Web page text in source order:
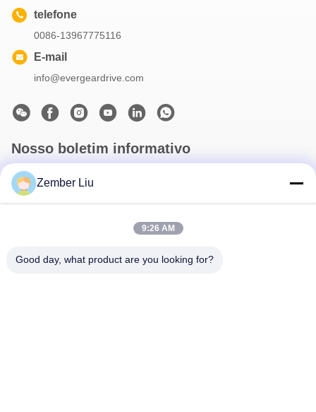
telefone
0086-13967775116
E-mail
info@evergeardrive.com
Nosso boletim informativo
Assine nossa newsletter para descontos e muito mais.
Zember Liu
9:26 AM
Good day, what product are you looking for?